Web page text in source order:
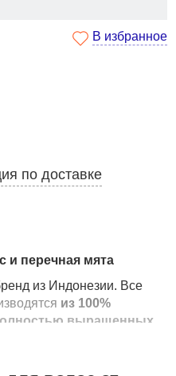
В избранное
по доставке
и перечная мята
из Индонезии. Все
из 100%
выращенных,
на Бали вручную.